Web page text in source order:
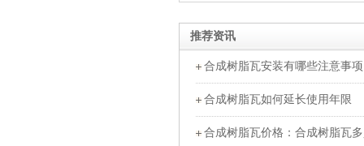
推荐资讯
合成树脂瓦安装有哪些注意事项
合成树脂瓦如何延长使用年限
合成树脂瓦价格：合成树脂瓦